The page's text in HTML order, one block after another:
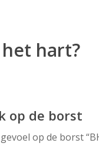
hart?
op de borst
op de borst